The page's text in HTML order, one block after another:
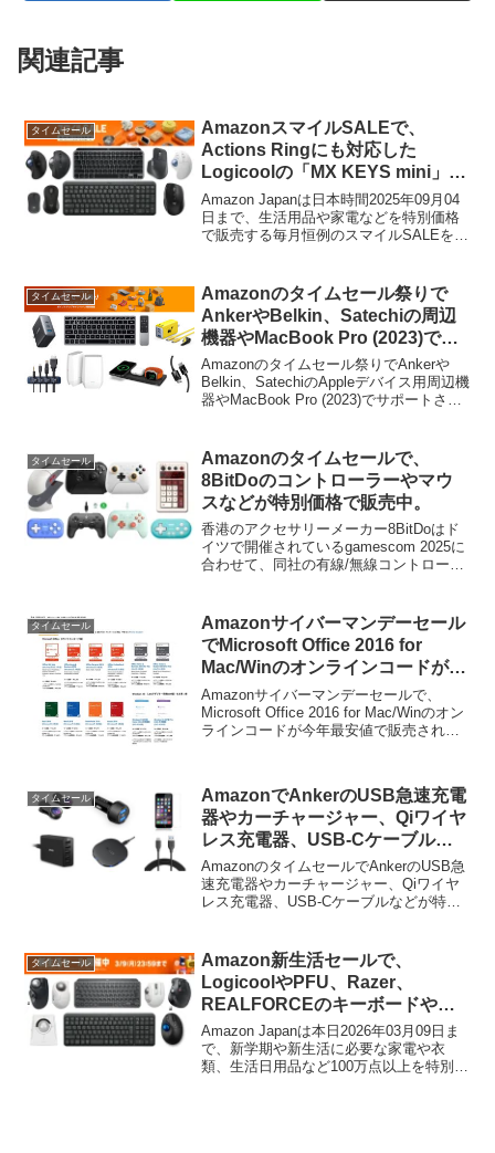
関連記事
タイムセール
AmazonスマイルSALEで、
Actions Ringにも対応した
Logicoolの「MX KEYS mini」キ
ーボードや「MX Master 3s」マ
ウス、テンキー付きの安価な
「MK250」キーボードなどが特
Amazon Japanは日本時間2025年09月04
日まで、生活用品や家電などを特別価格
で販売する毎月恒例のスマイルSALEを開
キーボードやマウスなどがタイムセール
となっています。
タイムセール
Amazonのタイムセール祭りで
AnkerやBelkin、Satechiの周辺
機器やMacBook Pro (2023)でサ
ポートされたWi-Fi 6E 対応ルータ
ーやHDMI 2.1ケーブルなどがセー
ル中。
Amazonのタイムセール祭りでAnkerや
Belkin、SatechiのAppleデバイス用周辺機
器やMacBook Pro (2023)でサポートされ
タイムセール
Amazonのタイムセールで、
8BitDoのコントローラーやマウ
スなどが特別価格で販売中。
香港のアクセサリーメーカー8BitDoはド
イツで開催されているgamescom 2025に
合わせて、同社の有線/無線コントローラ
が、日本のAmazon.co.jpでも8BitDoのコ
ントローラーセールが開催されていま
す。
タイムセール
Amazonサイバーマンデーセール
でMicrosoft Office 2016 for
Mac/Winのオンラインコードが今
年最安値で販売中。
Amazonサイバーマンデーセールで、
Microsoft Office 2016 for Mac/Winのオン
ラインコードが今年最安値で販売されて
タイムセール
AmazonでAnkerのUSB急速充電
器やカーチャージャー、Qiワイヤ
レス充電器、USB-Cケーブルな
どがタイムセール中。
AmazonのタイムセールでAnkerのUSB急
速充電器やカーチャージャー、Qiワイヤ
レス充電器、USB-Cケーブルなどが特別
タイムセール
Amazon新生活セールで、
LogicoolやPFU、Razer、
REALFORCEのキーボードやエ
レコム、Kensingtonのトラック
ボールがタイムセール中。
Amazon Japanは本日2026年03月09日ま
で、新学期や新生活に必要な家電や衣
類、生活日用品など100万点以上を特別価